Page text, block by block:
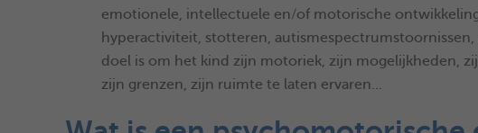
emotionele, intellectuele en/of motorische
hyperactiviteit, stotteren,
doel is om het kind zijn motoriek, zijn mogelijkheden,
zijn grenzen, zijn ruimte te laten ervaren...